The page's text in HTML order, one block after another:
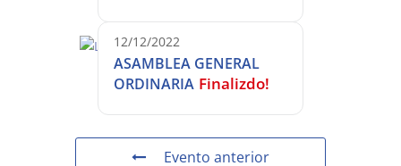
12/12/2022
ASAMBLEA GENERAL
ORDINARIA Finalizdo!
Evento anterior